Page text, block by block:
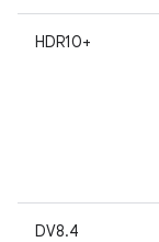
HDR10+
DV8.4